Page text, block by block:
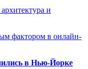
и
фактором в онлайн-
в Нью-Йорке